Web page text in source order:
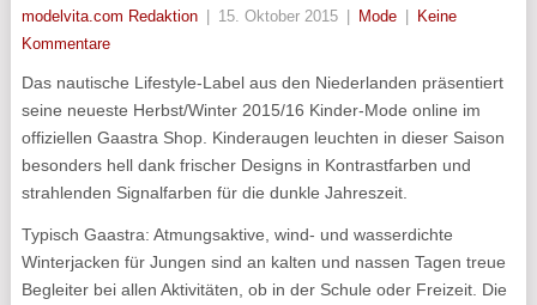
modelvita.com Redaktion 15. Oktober 2015 Mode
Keine
Kommentare
Das nautische Lifestyle-Label aus den Niederlanden präsentiert
seine neueste Herbst/Winter 2015/16 Kinder-Mode online im
offiziellen Gaastra Shop. Kinderaugen leuchten in dieser Saison
besonders hell dank frischer Designs in Kontrastfarben und
strahlenden Signalfarben für die dunkle Jahreszeit.
Typisch Gaastra: Atmungsaktive, wind- und wasserdichte
Winterjacken für Jungen sind an kalten und nassen Tagen treue
Begleiter bei allen Aktivitäten, ob in der Schule oder Freizeit. Die